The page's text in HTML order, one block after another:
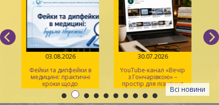
Всі новини
03.08.2026
Фейки та дипфейки в
медицині: практичні
кроки щодо
розпізнавання
30.07.2026
YouTube-канал «Вечір
з Гончарівкою» –
простір для пізнання
та натхнення